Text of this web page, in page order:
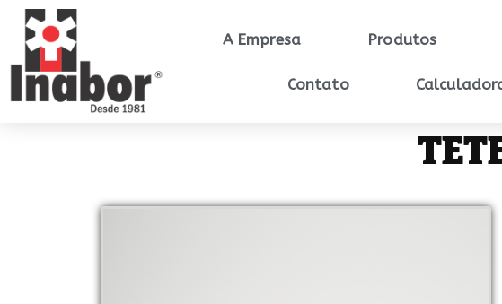
A Empresa Produtos
Contato